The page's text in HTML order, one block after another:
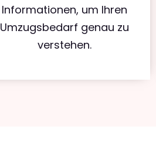
Informationen, um Ihren
Umzugsbedarf genau zu
verstehen.